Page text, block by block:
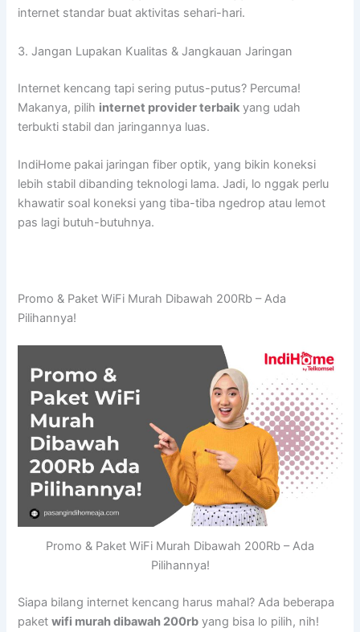
internet standar buat aktivitas sehari-hari.
3. Jangan Lupakan Kualitas & Jangkauan Jaringan
Internet kencang tapi sering putus-putus? Percuma!
Makanya, pilih internet provider terbaik yang udah
terbukti stabil dan jaringannya luas.
IndiHome pakai jaringan fiber optik, yang bikin koneksi
lebih stabil dibanding teknologi lama. Jadi, lo nggak perlu
khawatir soal koneksi yang tiba-tiba ngedrop atau lemot
pas lagi butuh-butuhnya.
Promo & Paket WiFi Murah Dibawah 200Rb – Ada
Pilihannya!
Promo & Paket WiFi Murah Dibawah 200Rb – Ada
Pilihannya!
Siapa bilang internet kencang harus mahal? Ada beberapa
paketwifi murah dibawah 200rb yang bisa lo pilih, nih!